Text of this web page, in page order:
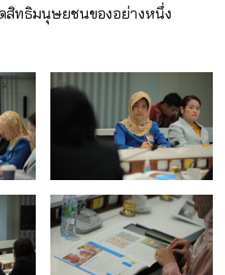
สิทธิมนุษยชนของอย่างหนึ่ง